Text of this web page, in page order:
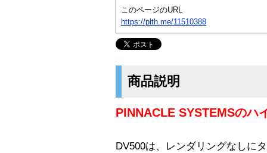
このページのURL
https://plth.me/11510388
商品説明
PINNACLE SYSTEMSのハ
DV500は、レンダリングなしに